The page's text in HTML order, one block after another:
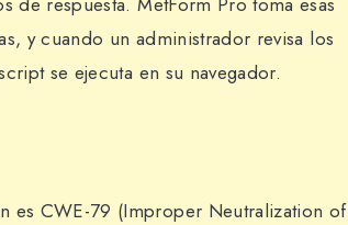
y cuando un administrador revisa los
se ejecuta en su navegador.
es CWE-79 (Improper Neutralization of